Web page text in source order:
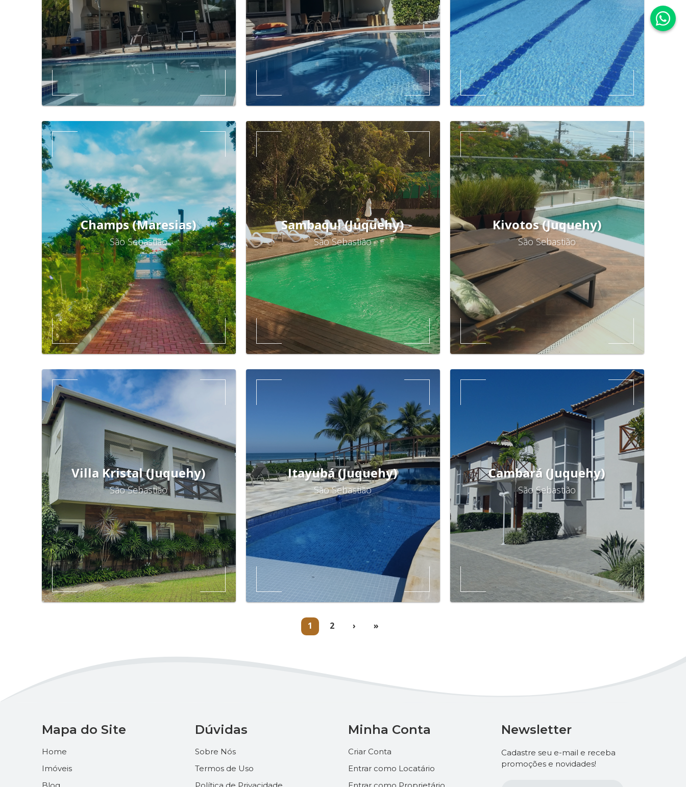
Champs (Maresias)
São Sebastião
Sambaqui (Juquehy)
São Sebastião
Kivotos (Juquehy)
São Sebastião
Villa Kristal (Juquehy)
São Sebastião
Itayubá (Juquehy)
São Sebastião
Cambará (Juquehy)
São Sebastião
1 (current)
2 › »
Mapa do Site
Home
Imóveis
Dúvidas
Sobre Nós
Termos de Uso
Minha Conta
Criar Conta
Entrar como Locatário
Newsletter
Cadastre seu e-mail e receba
promoções e novidades!